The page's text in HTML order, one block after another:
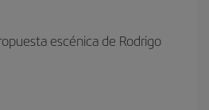
escénica de Rodrigo